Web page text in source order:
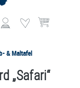
Warenkorb
& Maltafel
„Safari“